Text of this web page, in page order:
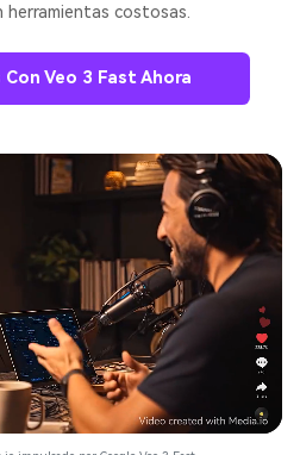
herramientas costosas.
Veo 3 Fast Ahora
IA
100 %
gratis!
Gratis→